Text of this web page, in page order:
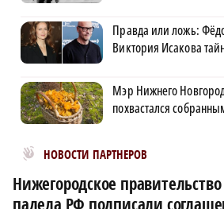
Правда или ложь:
Виктория Исакова
Мэр Нижнего
похвастался
НОВОСТИ ПАРТНЕРОВ
Новости МирТесен
Нижегородское
падела РФ подписали